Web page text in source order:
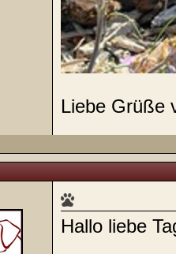
Liebe Grüße
Hallo liebe